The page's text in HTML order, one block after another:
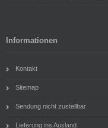
Informationen
Kontakt
Sitemap
Sendung nicht zustellbar
Lieferung ins Ausland